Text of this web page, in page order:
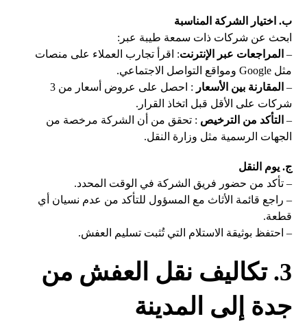
ب. اختيار الشركة المناسبة
ابحث عن شركات ذات سمعة طيبة عبر:
– المراجعات عبر الإنترنت: اقرأ تجارب العملاء على منصات
مثل Google ومواقع التواصل الاجتماعي.
– المقارنة بين الأسعار
: احصل على عروض أسعار من 3
شركات على الأقل قبل اتخاذ القرار.
– التأكد من الترخيص : تحقق من أن الشركة مرخصة من
الجهات الرسمية مثل وزارة النقل.
ج. يوم النقل
– تأكد من حضور فريق الشركة في الوقت المحدد.
– راجع قائمة الأثاث مع المسؤول للتأكد من عدم نسيان أي
قطعة.
– احتفظ بوثيقة الاستلام التي تُثبت تسليم العفش.
3. تكاليف نقل العفش من
جدة إلى المدينة